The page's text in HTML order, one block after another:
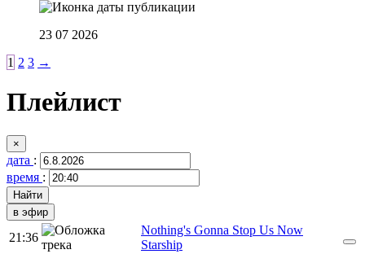
23 07 2026
1 2 3 →
Плейлист
×
дата :
время :
в эфир
21:36
Nothing's Gonna Stop Us Now
Starship